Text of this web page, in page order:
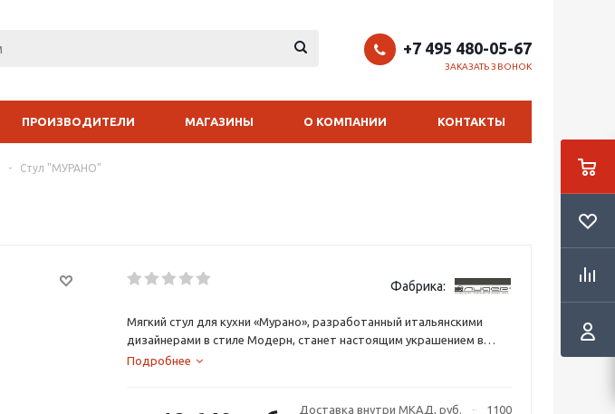
+7 495 480-05-67
ЗАКАЗАТЬ ЗВОНОК
ПРОИЗВОДИТЕЛИ МАГАЗИНЫ О КОМПАНИИ КОНТАКТЫ
- Стул "МУРАНО"
Фабрика:
Мягкий стул для кухни «Мурано», разработанный итальянскими
дизайнерами в стиле Модерн, станет настоящим украшением в
доме.
Подробнее
Доставка внутри МКАД, руб.
1100